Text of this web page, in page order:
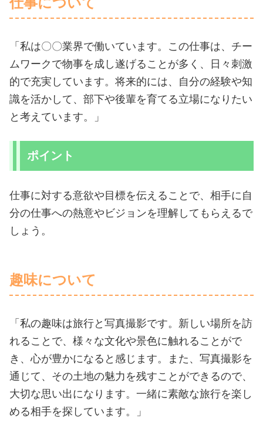
「私は〇〇業界で働いています。この仕事は、チー
ムワークで物事を成し遂げることが多く、日々刺激
的で充実しています。将来的には、自分の経験や知
識を活かして、部下や後輩を育てる立場になりたい
と考えています。」
ポイント
仕事に対する意欲や目標を伝えることで、相手に自
分の仕事への熱意やビジョンを理解してもらえるで
しょう。
趣味について
「私の趣味は旅行と写真撮影です。新しい場所を訪
れることで、様々な文化や景色に触れることがで
き、心が豊かになると感じます。また、写真撮影を
通じて、その土地の魅力を残すことができるので、
大切な思い出になります。一緒に素敵な旅行を楽し
める相手を探しています。」